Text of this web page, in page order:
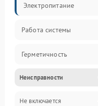
Электропитание
Работа системы
Герметичность
Механика
Неисправности
Не включается